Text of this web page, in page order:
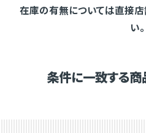
在庫の有無については直接
い。
条件に一致する商